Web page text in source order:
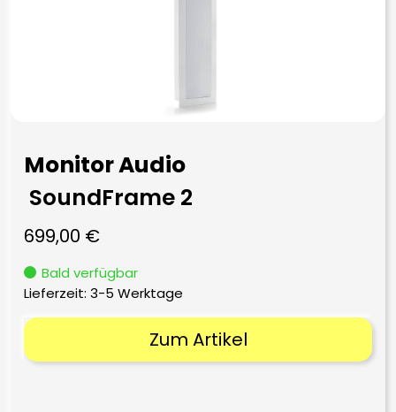
Monitor Audio
SoundFrame 2
699,00 €
Bald verfügbar
Lieferzeit: 3-5 Werktage
Zum Artikel